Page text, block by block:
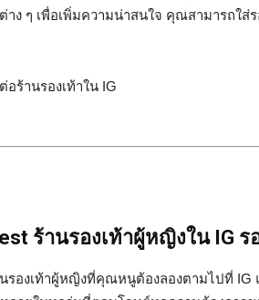
าง ๆ เพื่อเพิ่มความน่าสนใจ คุณสามารถใ
อร้านรองเท้าใน IG
ร้านรองเท้าผู้หญิงใน IG
นรองเท้าผู้หญิงที่คุณหนูต้องลองตามไปที่